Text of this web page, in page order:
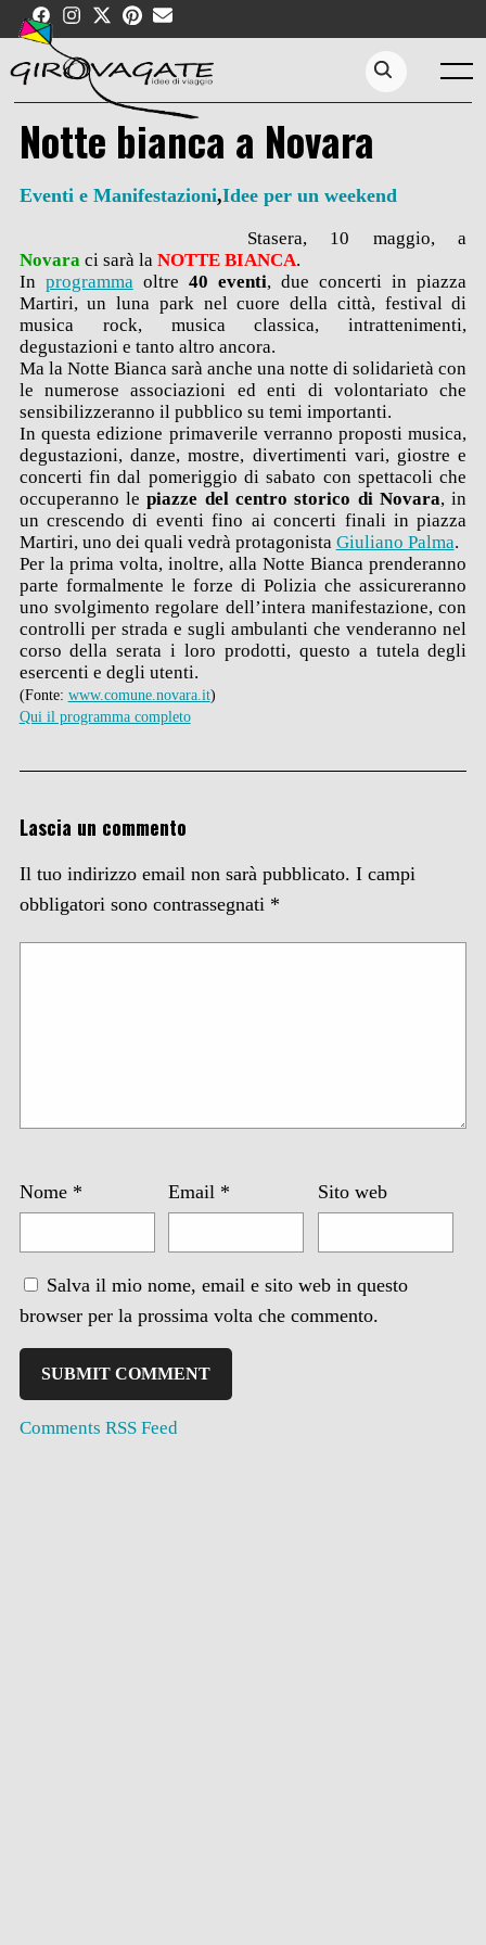
Skip
content
Menu
Search...
Notte bianca a Novara
Eventi e Manifestazioni,Idee per un weekend
Stasera, 10 maggio, a
Novara ci sarà la NOTTE BIANCA.
In programmaoltre 40 eventi, due concerti in piazza
Martiri, un luna park nel cuore della città, festival di
musica rock, musica classica, intrattenimenti,
degustazioni e tanto altro ancora.
Ma la Notte Bianca sarà anche una notte di solidarietà con
le numerose associazioni ed enti di volontariato che
sensibilizzeranno il pubblico su temi importanti.
In questa edizione primaverile verranno proposti musica,
degustazioni, danze, mostre, divertimenti vari, giostre e
concerti fin dal pomeriggio di sabato con spettacoli che
occuperanno lepiazze del centro storico di Novara, in
un crescendo di eventi fino ai concerti finali in piazza
Martiri, uno dei quali vedrà protagonista Giuliano Palma.
Per la prima volta, inoltre, alla Notte Bianca prenderanno
parte formalmente le forze di Polizia che assicureranno
uno svolgimento regolare dell’intera manifestazione, con
controlli per strada e sugli ambulanti che venderanno nel
corso della serata i loro prodotti, questo a tutela degli
esercenti e degli utenti.
(Fonte: www.comune.novara.it)
Qui il programma completo
Lascia un commento
Il tuo indirizzo email non sarà pubblicato. I campi
obbligatori sono contrassegnati *
Nome * Email * Sito web
Salva il mio nome, email e sito web in questo
browser per la prossima volta che commento.
Comments RSS Feed